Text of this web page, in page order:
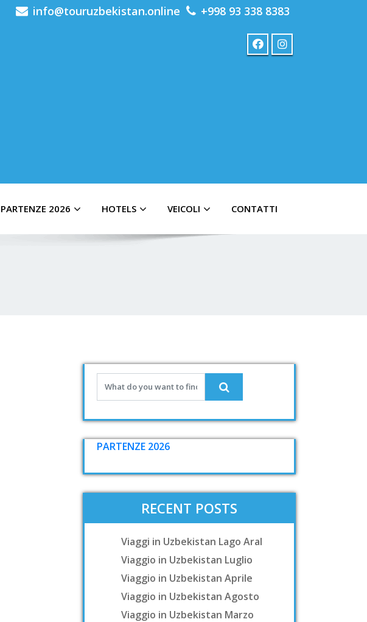
info@touruzbekistan.online +998 93 338 8383
PARTENZE 2026 HOTELS VEICOLI CONTATTI
PARTENZE 2026
RECENT POSTS
Viaggi in Uzbekistan Lago Aral
Viaggio in Uzbekistan Luglio
Viaggio in Uzbekistan Aprile
Viaggio in Uzbekistan Agosto
Viaggio in Uzbekistan Marzo